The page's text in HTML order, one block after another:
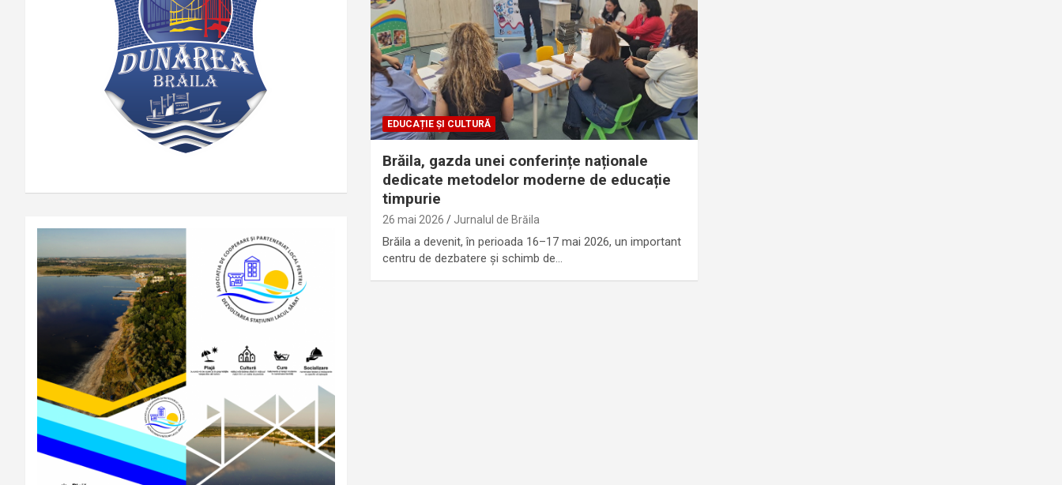
EDUCAȚIE ȘI CULTURĂ
Brăila, gazda unei conferințe naționale
dedicate metodelor moderne de educație
timpurie
26 mai 2026 Jurnalul de Brăila
Brăila a devenit, în perioada 16–17 mai 2026, un important
centru de dezbatere și schimb de…